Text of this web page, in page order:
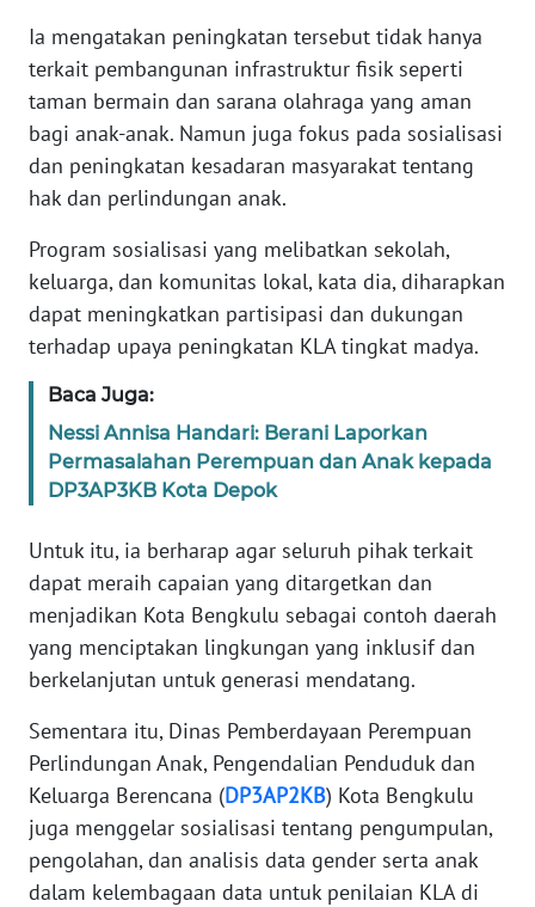
Ia mengatakan peningkatan tersebut tidak hanya
terkait pembangunan infrastruktur fisik seperti
taman bermain dan sarana olahraga yang aman
bagi anak-anak. Namun juga fokus pada sosialisasi
dan peningkatan kesadaran masyarakat tentang
hak dan perlindungan anak.
Program sosialisasi yang melibatkan sekolah,
keluarga, dan komunitas lokal, kata dia, diharapkan
dapat meningkatkan partisipasi dan dukungan
terhadap upaya peningkatan KLA tingkat madya.
Baca Juga:
Nessi Annisa Handari: Berani Laporkan
Permasalahan Perempuan dan Anak kepada
DP3AP3KB Kota Depok
Untuk itu, ia berharap agar seluruh pihak terkait
dapat meraih capaian yang ditargetkan dan
menjadikan Kota Bengkulu sebagai contoh daerah
yang menciptakan lingkungan yang inklusif dan
berkelanjutan untuk generasi mendatang.
Sementara itu, Dinas Pemberdayaan Perempuan
Perlindungan Anak, Pengendalian Penduduk dan
Keluarga Berencana (DP3AP2KB) Kota Bengkulu
juga menggelar sosialisasi tentang pengumpulan,
pengolahan, dan analisis data gender serta anak
dalam kelembagaan data untuk penilaian KLA di
WN
NTT
WN
PAPUA
WN
PAPUA
BARAT
WN
RIAU
WN
JAMBI
WN
WN
NTB
WN
SULTENG